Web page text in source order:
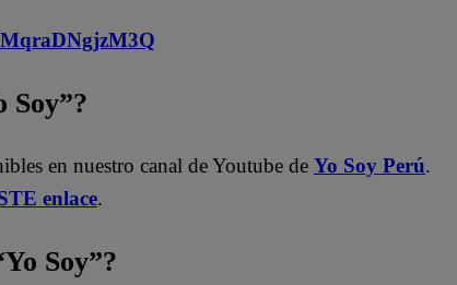
Soy”?
en nuestro canal de Youtube de Yo Soy Perú.
enlace.
Soy”?